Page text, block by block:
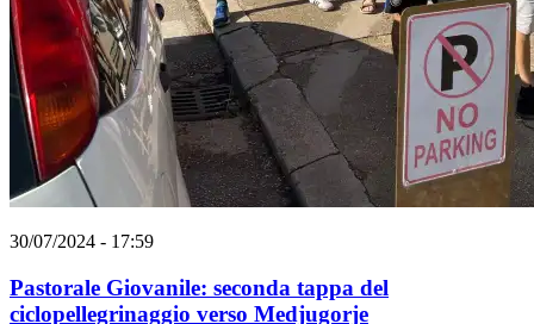
30/07/2024 - 17:59
Pastorale Giovanile: seconda tappa del
ciclopellegrinaggio verso Medjugorje